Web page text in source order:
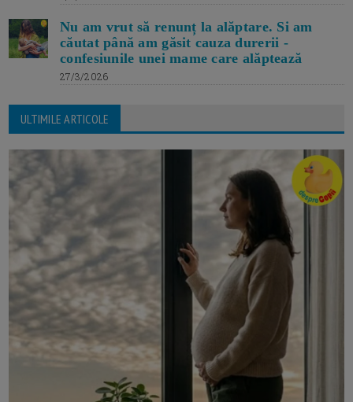
Nu am vrut să renunț la alăptare. Si am
căutat până am găsit cauza durerii -
confesiunile unei mame care alăptează
27/3/2026
ULTIMILE ARTICOLE